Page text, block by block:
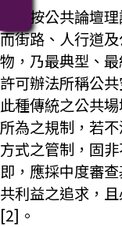
四、按公共論壇
而街路、人行道
物，乃最典型、
許可辦法所稱公
此種傳統之公共
所為之規制，若
方式之管制，固
即，應採中度審
共利益之追求，
[2]。